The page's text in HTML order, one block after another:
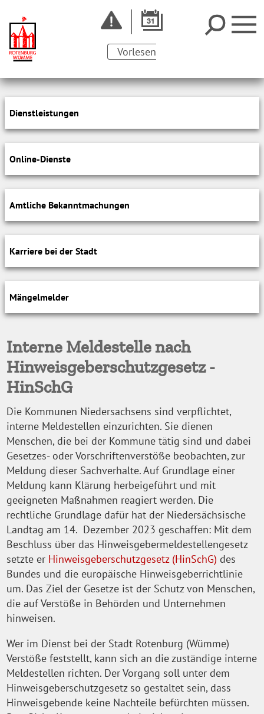
Vorlesen
Dienstleistungen
Online-Dienste
Amtliche Bekanntmachungen
Karriere bei der Stadt
Mängelmelder
Interne Meldestelle nach
Hinweisgeberschutzgesetz -
HinSchG
Die Kommunen Niedersachsens sind verpflichtet,
interne Meldestellen einzurichten. Sie dienen
Menschen, die bei der Kommune tätig sind und dabei
Gesetzes- oder Vorschriftenverstöße beobachten, zur
Meldung dieser Sachverhalte. Auf Grundlage einer
Meldung kann Klärung herbeigeführt und mit
geeigneten Maßnahmen reagiert werden. Die
rechtliche Grundlage dafür hat der Niedersächsische
Landtag am 14. Dezember 2023 geschaffen: Mit dem
Beschluss über das Hinweisgebermeldestellengesetz
setzte er Hinweisgeberschutzgesetz (HinSchG) des
Bundes und die europäische Hinweisgeberrichtlinie
um. Das Ziel der Gesetze ist der Schutz von Menschen,
die auf Verstöße in Behörden und Unternehmen
hinweisen.
Wer im Dienst bei der Stadt Rotenburg (Wümme)
Verstöße feststellt, kann sich an die zuständige interne
Meldestellen richten. Der Vorgang soll unter dem
Hinweisgeberschutzgesetz so gestaltet sein, dass
Hinweisgebende keine Nachteile befürchten müssen.